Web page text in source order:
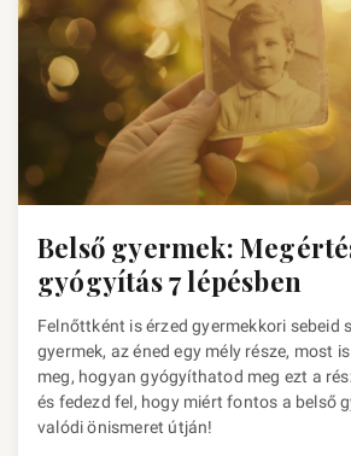
Belső gyermek:
gyógyítás 7 lépésben
Felnőttként is érzed gyermekkori sebeid
gyermek, az éned egy mély része, most
meg, hogyan gyógyíthatod meg ezt a
és fedezd fel, hogy miért fontos a belső
valódi önismeret útján!